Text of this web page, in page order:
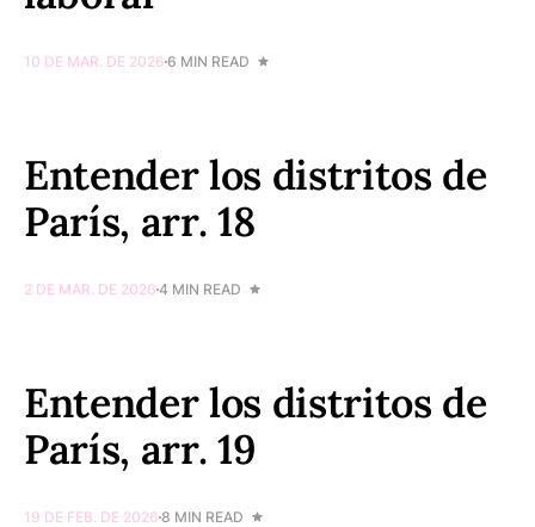
10 DE MAR. DE 2026 6 MIN READ
Entender los distritos de
París, arr. 18
2 DE MAR. DE 2026 4 MIN READ
Entender los distritos de
París, arr. 19
19 DE FEB. DE 2026 8 MIN READ